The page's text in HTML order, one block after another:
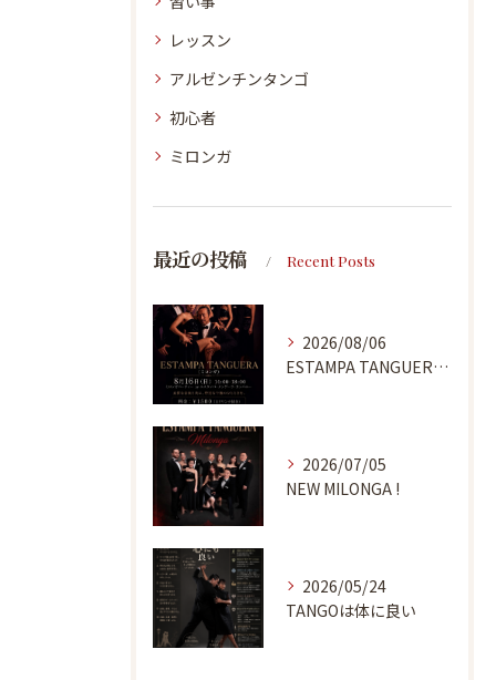
レッスン
アルゼンチンタンゴ
初心者
ミロンガ
最近の投稿 Recent Posts
2026/08/06
ESTAMPA TANGUERA MILONGA
2026/07/05
NEW MILONGA !
2026/05/24
TANGOは体に良い